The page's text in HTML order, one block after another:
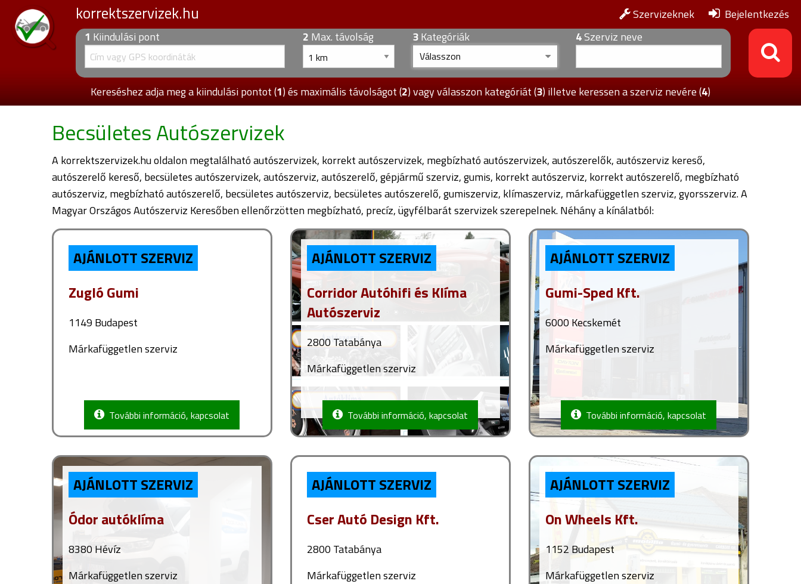
korrektszervizek.hu Szervizeknek
Bejelentkezés
1 Kiindulási pont 2 Max. távolság 3Kategóriák
Válasszon
4Szerviz neve
Kereséshez adja meg a kiindulási pontot (1) és maximális távolságot (2) vagy válasszon kategóriát (3) illetve keressen a szerviz nevére (4)
Becsületes Autószervizek
A korrektszervizek.hu oldalon megtalálható autószervizek, korrekt autószervizek, megbízható autószervizek, autószerelők, autószerviz kereső,
autószerelő kereső, becsületes autószervizek, autószerviz, autószerelő, gépjármű szerviz, gumis, korrekt autószerviz, korrekt autószerelő, megbízható
autószerviz, megbízható autószerelő, becsületes autószerviz, becsületes autószerelő, gumiszerviz, klímaszerviz, márkafüggetlen szerviz, gyorsszerviz. A
Magyar Országos Autószerviz Keresőben ellenőrzötten megbízható, precíz, ügyfélbarát szervizek szerepelnek. Néhány a kínálatból:
AJÁNLOTT SZERVIZ
Zugló Gumi
1149 Budapest
Márkafüggetlen szerviz
További információ, kapcsolat
AJÁNLOTT SZERVIZ
Corridor Autóhifi és Klíma
Autószerviz
2800 Tatabánya
Márkafüggetlen szerviz
További információ, kapcsolat
AJÁNLOTT SZERVIZ
Gumi-Sped Kft.
6000 Kecskemét
Márkafüggetlen szerviz
További információ, kapcsolat
AJÁNLOTT SZERVIZ
Ódor autóklíma
8380 Hévíz
Márkafüggetlen szerviz
AJÁNLOTT SZERVIZ
Cser Autó Design Kft.
2800 Tatabánya
Márkafüggetlen szerviz
AJÁNLOTT SZERVIZ
On Wheels Kft.
1152 Budapest
Márkafüggetlen szerviz